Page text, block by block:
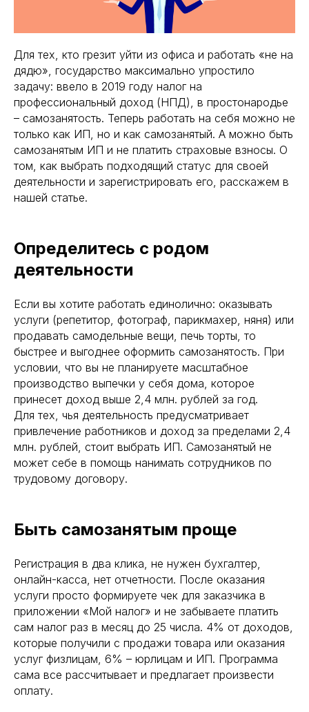
Для тех, кто грезит уйти из офиса и работать «не на
дядю», государство максимально упростило
задачу: ввело в 2019 году налог на
профессиональный доход (НПД), в простонародье
– самозанятость. Теперь работать на себя можно не
только как ИП, но и как самозанятый. А можно быть
самозанятым ИП и не платить страховые взносы. О
том, как выбрать подходящий статус для своей
деятельности и зарегистрировать его, расскажем в
нашей статье.
Определитесь с родом
деятельности
Если вы хотите работать единолично: оказывать
услуги (репетитор, фотограф, парикмахер, няня) или
продавать самодельные вещи, печь торты, то
быстрее и выгоднее оформить самозанятость. При
условии, что вы не планируете масштабное
производство выпечки у себя дома, которое
принесет доход выше 2,4 млн. рублей за год.
Для тех, чья деятельность предусматривает
привлечение работников и доход за пределами 2,4
млн. рублей, стоит выбрать ИП. Самозанятый не
может себе в помощь нанимать сотрудников по
трудовому договору.
Быть самозанятым проще
Регистрация в два клика, не нужен бухгалтер,
онлайн-касса, нет отчетности. После оказания
услуги просто формируете чек для заказчика в
приложении «Мой налог» и не забываете платить
сам налог раз в месяц до 25 числа. 4% от доходов,
которые получили с продажи товара или оказания
услуг физлицам, 6% – юрлицам и ИП. Программа
сама все рассчитывает и предлагает произвести
оплату.